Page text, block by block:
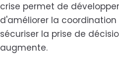
crise permet de
d'améliorer la
sécuriser la prise de
augmente.